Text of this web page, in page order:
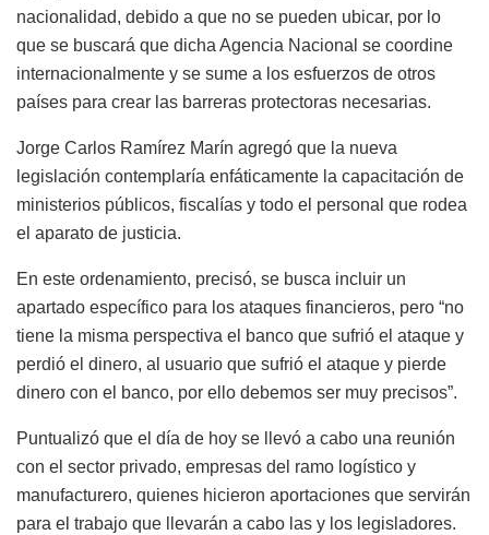
nacionalidad, debido a que no se pueden ubicar, por lo
que se buscará que dicha Agencia Nacional se coordine
internacionalmente y se sume a los esfuerzos de otros
países para crear las barreras protectoras necesarias.
Jorge Carlos Ramírez Marín agregó que la nueva
legislación contemplaría enfáticamente la capacitación de
ministerios públicos, fiscalías y todo el personal que rodea
el aparato de justicia.
En este ordenamiento, precisó, se busca incluir un
apartado específico para los ataques financieros, pero “no
tiene la misma perspectiva el banco que sufrió el ataque y
perdió el dinero, al usuario que sufrió el ataque y pierde
dinero con el banco, por ello debemos ser muy precisos”.
Puntualizó que el día de hoy se llevó a cabo una reunión
con el sector privado, empresas del ramo logístico y
manufacturero, quienes hicieron aportaciones que servirán
para el trabajo que llevarán a cabo las y los legisladores.